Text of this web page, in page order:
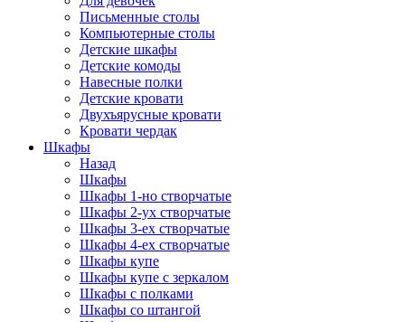
Письменные столы
Компьютерные столы
Детские шкафы
Детские комоды
Навесные полки
Детские кровати
Двухъярусные кровати
Кровати чердак
Шкафы
Назад
Шкафы
Шкафы 1-но створчатые
Шкафы 2-ух створчатые
Шкафы 3-ех створчатые
Шкафы 4-ех створчатые
Шкафы купе
Шкафы купе с зеркалом
Шкафы с полками
Шкафы со штангой